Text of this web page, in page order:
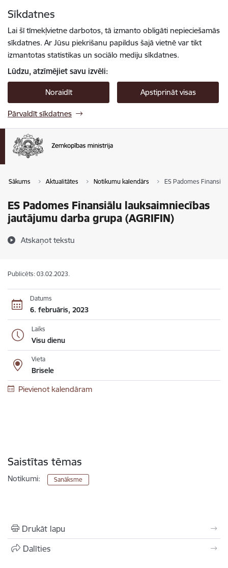
Sīkdatnes
Lai šī tīmekļvietne darbotos, tā izmanto obligāti nepieciešamās
sīkdatnes. Ar Jūsu piekrišanu papildus šajā vietnē var tikt
izmantotas statistikas un sociālo mediju sīkdatnes.
Lūdzu, atzīmējiet savu izvēli:
Noraidīt Apstiprināt visas
Pārvaldīt sīkdatnes
Sākums Aktualitātes Notikumu kalendārs ES Padomes
ES Padomes Finansiālu lauksaimniecības
jautājumu darba grupa (AGRIFIN)
Atskaņot tekstu
Publicēts: 03.02.2023.
Datums
6. februāris, 2023
Laiks
Visu dienu
Vieta
Brisele
Pievienot kalendāram
Saistītas tēmas
Notikumi: Sanāksme
Drukāt lapu
Dalīties